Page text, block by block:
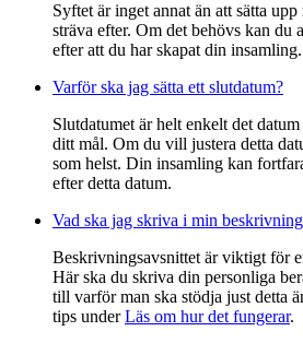
Syftet är inget annat än att sätta
sträva efter. Om det behövs kan du
efter att du har skapat din insamling.
Varför ska jag sätta ett slutdatum?
Slutdatumet är helt enkelt det
ditt mål. Om du vill justera detta
som helst. Din insamling kan
efter detta datum.
Vad ska jag skriva i min
Beskrivningsavsnittet är viktigt för
Här ska du skriva din personliga
till varför man ska stödja just detta
tips underLäs om hur det fungerar.